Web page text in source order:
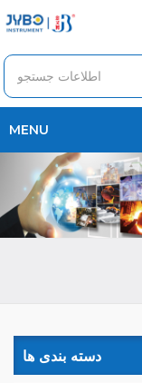
MENU
دسته بندی ها